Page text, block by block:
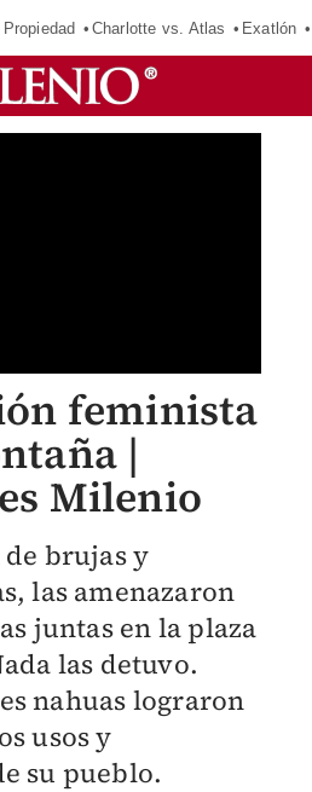
Propiedad Charlotte vs. Atlas Exatlón
feminista
|
Milenio
de brujas y
las amenazaron
juntas en la plaza
las detuvo.
nahuas lograron
usos y
su pueblo.